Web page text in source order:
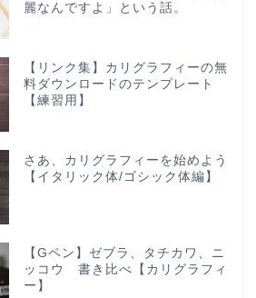
麗なんですよ」という話。
【リンク集】カリグラフィーの無
料ダウンロードのテンプレート
【練習用】
さあ、カリグラフィーを始めよう
【イタリック体/ゴシック体編】
【Gペン】ゼブラ、タチカワ、ニ
ッコウ 書き比べ【カリグラフィ
ー】